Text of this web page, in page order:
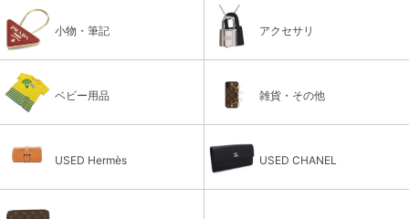
小物・筆記 アクセサリ
ベビー用品 雑貨・その他
USED Hermès USED CHANEL